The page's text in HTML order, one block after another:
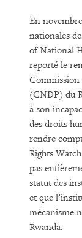
En
nationales
of National
reporté le
Commission
(CNDP) du
à son
des droits
rendre
Rights
pas
statut des
et que
mécanisme
Rwanda.